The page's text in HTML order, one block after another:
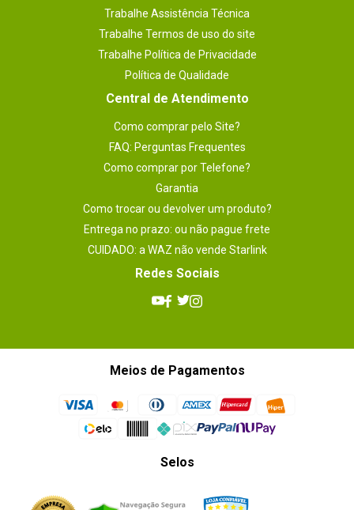
Trabalhe Assistência Técnica
Trabalhe Termos de uso do site
Trabalhe Política de Privacidade
Política de Qualidade
Central de Atendimento
Como comprar pelo Site?
FAQ: Perguntas Frequentes
Como comprar por Telefone?
Garantia
Como trocar ou devolver um produto?
Entrega no prazo: ou não pague frete
CUIDADO: a WAZ não vende Starlink
Redes Sociais
Meios de Pagamentos
Selos